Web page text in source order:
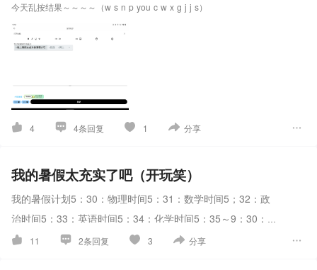
今天乱按结果～～～～（w s n p you c w x g j j s）
4 4条回复 1 分享
我的暑假太充实了吧（开玩笑）
我的暑假计划5：30：物理时间5：31：数学时间5；32：政
治时间5：33：英语时间5：34：化学时间5：35～9：30：
早饭时间
9：30～18：00：打王者（锻炼口才能力）
11 2条回复 3 分享